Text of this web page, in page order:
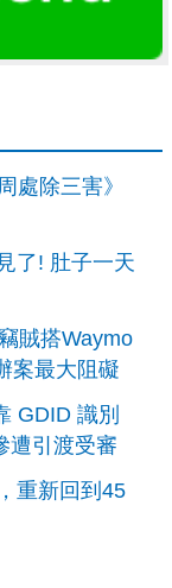
處除三害》
了! 肚子一天
賊搭Waymo
案最大阻礙
GDID 識別
遭引渡受審
重新回到45